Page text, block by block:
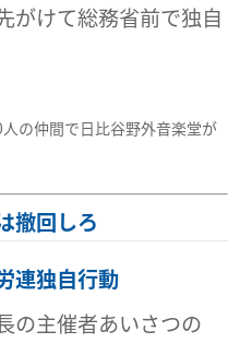
がけて総務省前で独自
の仲間で日比谷野外音楽堂が
撤回しろ
連独自行動
の主催者あいさつの